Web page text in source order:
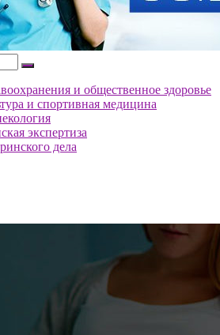
и общественное здоровье
и спортивная медицина
экспертиза
дела